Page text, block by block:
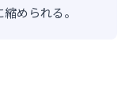
められる。